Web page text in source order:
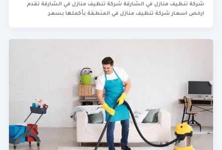
شركة تنظيف منازل في الشارقة شركة تنظيف منازل في الشارقة تقدم
ارخص اسعار شركة تنظيف منازل في المنطقة بأكملها بسعر